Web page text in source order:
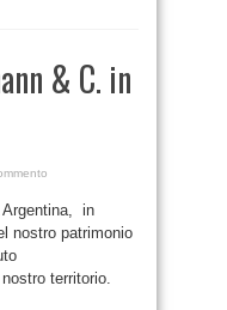
& C. in
Argentina, in
nostro patrimonio
territorio.